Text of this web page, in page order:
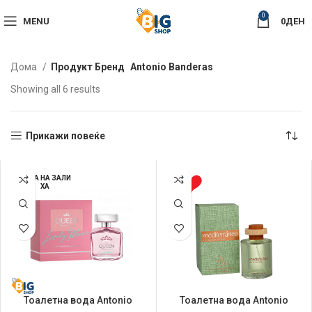
MENU
0
0ДЕН
Дома Продукт Бренд Antonio Banderas
Showing all 6 results
Прикажи повеќе
НЕМА НА ЗАЛИ
ХА
Тоалетна вода Antonio
Тоалетна вода Antonio